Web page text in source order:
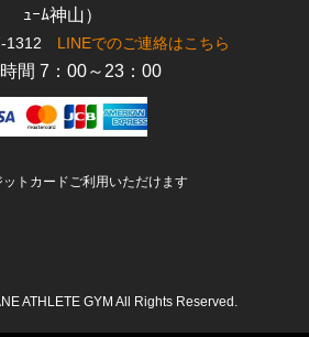
ｭｰﾑ神山）
1312 LINEでのご連絡はこちら
間 7：00～23：00
トカードご利用いただけます
ATHLETE GYM All Rights Reserved.